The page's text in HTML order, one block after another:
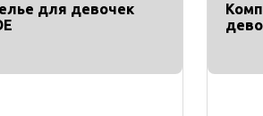
для девочек